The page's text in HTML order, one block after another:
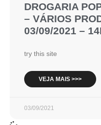
DROGARIA
– VÁRIOS
03/09/2021 –
try this site
VEJA MAIS >>>
03/09/2021